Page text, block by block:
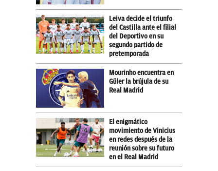
Leiva decide el triunfo
del Castilla ante el filial
del Deportivo en su
segundo partido de
pretemporada
Mourinho encuentra en
Güler la brújula de su
Real Madrid
El enigmático
movimiento de Vinicius
en redes después de la
reunión sobre su futuro
en el Real Madrid